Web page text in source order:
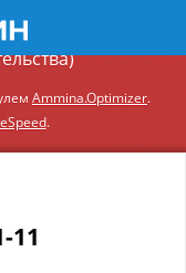
Ammina.Optimizer.
.
11